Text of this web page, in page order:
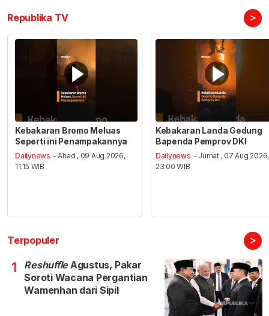
Republika TV >
Kebakaran Bromo Meluas
Seperti ini Penampakannya
Dailynews - Ahad , 09 Aug 2026,
11:15 WIB
Kebakaran Landa Gedung
Bapenda Pemprov DKI
Dailynews - Jumat , 07 Aug 2026,
23:00 WIB
Terpopuler >
1 ReshuffleAgustus, Pakar
Soroti Wacana Pergantian
Wamenhan dari Sipil